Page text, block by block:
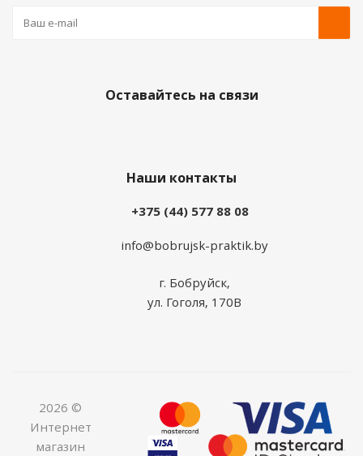
Оставайтесь на связи
Наши контакты
+375 (44) 577 88 08
info@bobrujsk-praktik.by
г. Бобруйск,
ул. Гоголя, 170В
2026 ©
Интернет
магазин